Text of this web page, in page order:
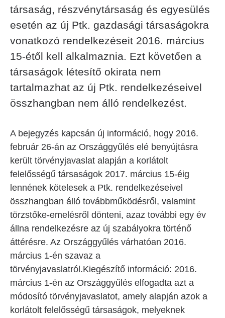
társaság, részvénytársaság és egyesülés
esetén az új Ptk. gazdasági társaságokra
vonatkozó rendelkezéseit 2016. március
15-étől kell alkalmaznia. Ezt követően a
társaságok létesítő okirata nem
tartalmazhat az új Ptk. rendelkezéseivel
összhangban nem álló rendelkezést.
A bejegyzés kapcsán új információ, hogy 2016.
február 26-án az Országgyűlés elé benyújtásra
került törvényjavaslat alapján a korlátolt
felelősségű társaságok 2017. március 15-éig
lennének kötelesek a Ptk. rendelkezéseivel
összhangban álló továbbműködésről, valamint
törzstőke-emelésről dönteni, azaz további egy év
állna rendelkezésre az új szabályokra történő
áttérésre. Az Országgyűlés várhatóan 2016.
március 1-én szavaz a
törvényjavaslatról.Kiegészítő információ: 2016.
március 1-én az Országgyűlés elfogadta azt a
módosító törvényjavaslatot, amely alapján azok a
korlátolt felelősségű társaságok, melyeknek